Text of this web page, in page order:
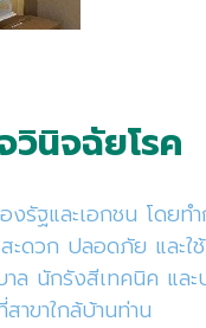
วินิจฉัยโรค
รัฐและเอกชน โดย
วก ปลอดภัย และใ
ล นักรังสีเทคนิค แล
าขาใกล้บ้านท่าน